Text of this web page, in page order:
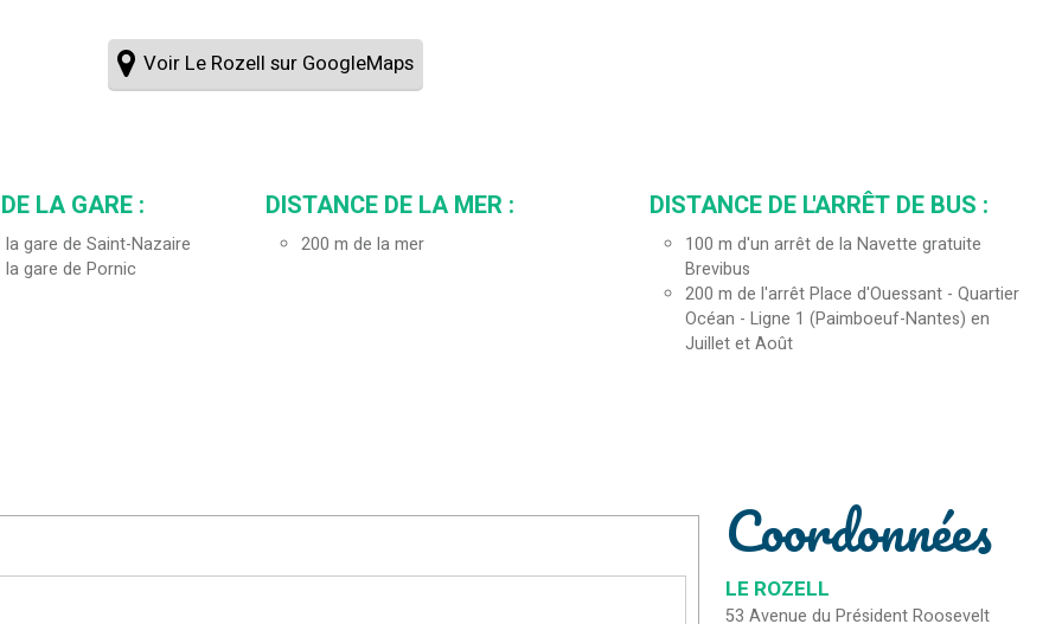
Voir Le Rozell sur GoogleMaps
LA GARE :
la gare de Saint-Nazaire
la gare de Pornic
DISTANCE DE LA MER :
200 m de la mer
DISTANCE DE L'ARRÊT DE BUS :
100 m d'un arrêt de la Navette gratuite
Brevibus
200 m de l'arrêt Place d'Ouessant - Quartier
Océan - Ligne 1 (Paimboeuf-Nantes) en
Juillet et Août
Coordonnées
LE ROZELL
53 Avenue du Président Roosevelt